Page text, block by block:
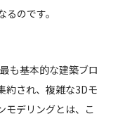
のです。
も基本的な建築ブロ
約され、複雑な3Dモ
モデリングとは、こ